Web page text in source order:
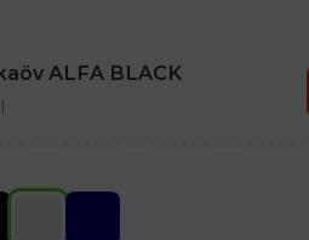
ALFA BLACK